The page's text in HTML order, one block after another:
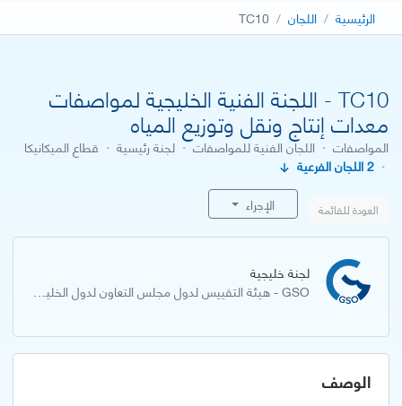
الرئيسية اللجان TC10
TC10 - اللجنة الفنية الخليجية لمواصفات
معدات إنتاج ونقل وتوزيع المياه
المواصفات · اللجان الفنية للمواصفات · لجنة رئيسية · قطاع الميكانيكا
· 2 اللجان الفرعية
العودة للقائمة الإجراء
لجنة خليجية
GSO - هيئة التقييس لدول مجلس التعاون لدول الخليج العربية
الوصف